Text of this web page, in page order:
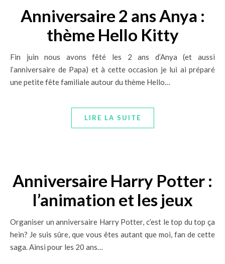
Anniversaire 2 ans Anya :
thème Hello Kitty
Fin juin nous avons fêté les 2 ans d’Anya (et aussi
l’anniversaire de Papa) et à cette occasion je lui ai préparé
une petite fête familiale autour du thème Hello…
LIRE LA SUITE
Anniversaire Harry Potter :
l’animation et les jeux
Organiser un anniversaire Harry Potter, c’est le top du top ça
hein? Je suis sûre, que vous êtes autant que moi, fan de cette
saga. Ainsi pour les 20 ans…